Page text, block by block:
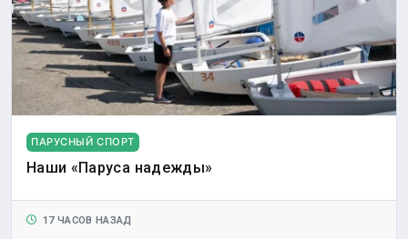
ПАРУСНЫЙ СПОРТ
Наши «Паруса надежды»
17 ЧАСОВ НАЗАД